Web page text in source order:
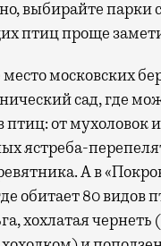
выбирайте парки
птиц проще
московских
сад, где
птиц: от мухоловок
ястреба-
А в
обитает 80 видов
хохлатая